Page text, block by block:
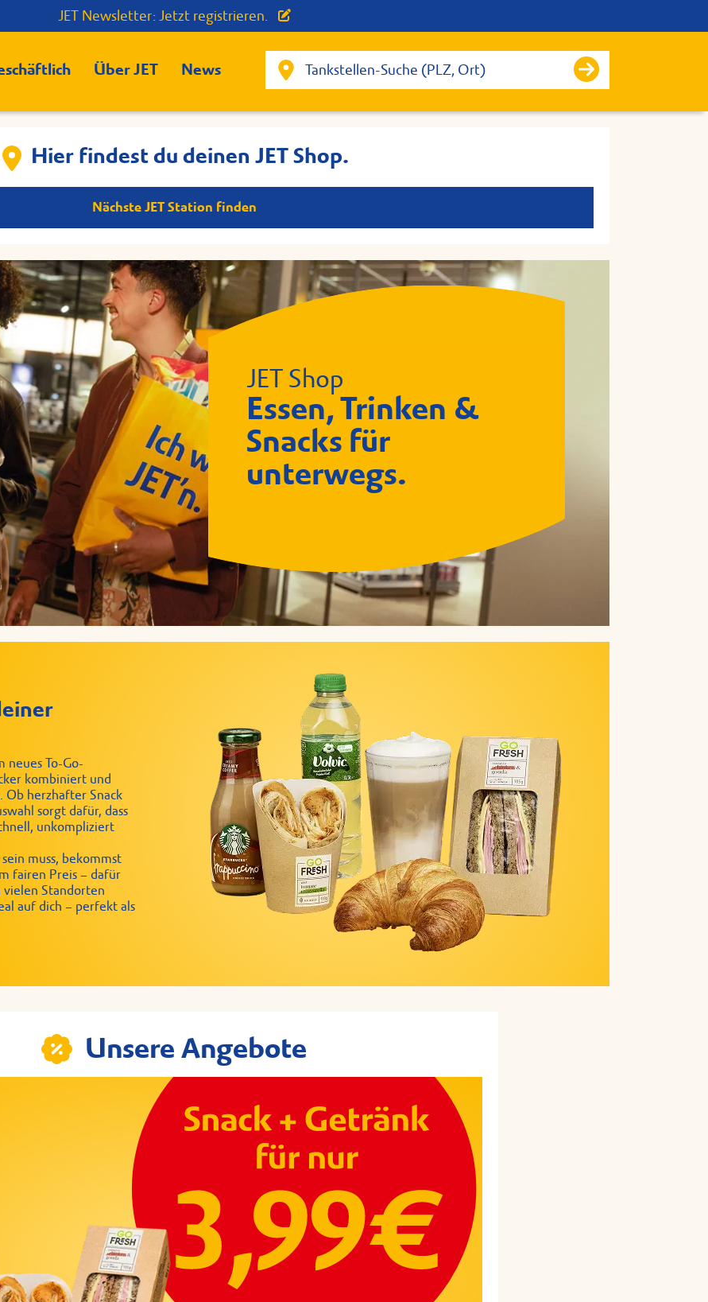
JET Newsletter: Jetzt registrieren.
Über JET News
Hier findest du deinen JET Shop.
Nächste JET Station finden
JET Shop
Essen, Trinken &
Snacks für
unterwegs.
neues To-Go-
kombiniert und
Ob herzhafter Snack
sorgt dafür, dass
unkompliziert
muss, bekommst
fairen Preis – dafür
Standorten
auf dich – perfekt als
Unsere Angebote